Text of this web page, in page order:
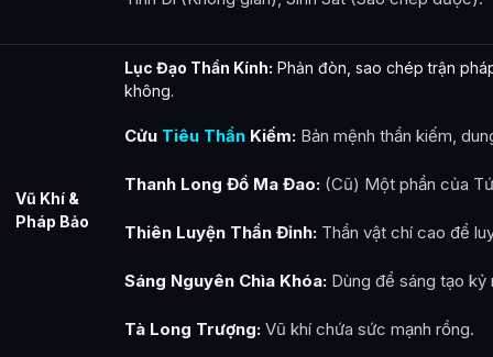
Vũ Khí &
Pháp Bảo
Lục Đạo Thần Kính: Phản đòn, sao chép trận
không.
Cửu Tiêu Thần Kiếm: Bản mệnh thần kiếm,
Thanh Long Đồ Ma Đao: (Cũ) Một phần của
Thiên Luyện Thần Đỉnh: Thần vật chí cao để
Sáng Nguyên Chìa Khóa: Dùng để sáng tạo kỷ
Tà Long Trượng: Vũ khí chứa sức mạnh rồng.